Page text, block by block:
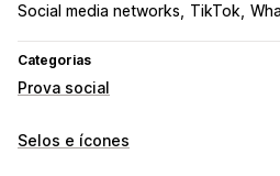
Social media networks
TikTok
Categorias
Prova social
Tipos de conteúdo
Selos e ícones